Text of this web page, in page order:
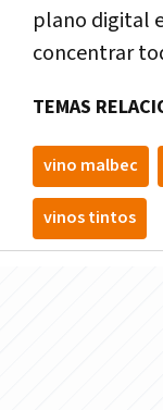
plano digital
concentrar
TEMAS
vino malbec
vinos tintos